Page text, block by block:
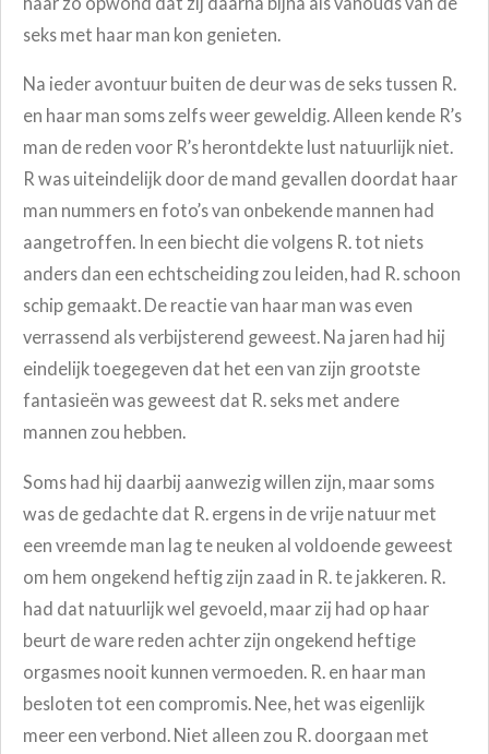
seks met haar man kon genieten.
Na ieder avontuur buiten de deur was de seks tussen R.
en haar man soms zelfs weer geweldig. Alleen kende R’s
man de reden voor R’s herontdekte lust natuurlijk niet.
R was uiteindelijk door de mand gevallen doordat haar
man nummers en foto’s van onbekende mannen had
aangetroffen. In een biecht die volgens R. tot niets
anders dan een echtscheiding zou leiden, had R. schoon
schip gemaakt. De reactie van haar man was even
verrassend als verbijsterend geweest. Na jaren had hij
eindelijk toegegeven dat het een van zijn grootste
fantasieën was geweest dat R. seks met andere
mannen zou hebben.
Soms had hij daarbij aanwezig willen zijn, maar soms
was de gedachte dat R. ergens in de vrije natuur met
een vreemde man lag te neuken al voldoende geweest
om hem ongekend heftig zijn zaad in R. te jakkeren. R.
had dat natuurlijk wel gevoeld, maar zij had op haar
beurt de ware reden achter zijn ongekend heftige
orgasmes nooit kunnen vermoeden. R. en haar man
besloten tot een compromis. Nee, het was eigenlijk
meer een verbond. Niet alleen zou R. doorgaan met